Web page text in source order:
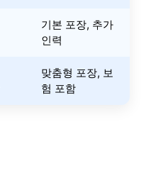
기본 포장, 추가
인력
맞춤형 포장, 보
험 포함